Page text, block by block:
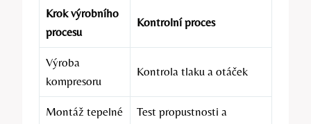
Krok výrobního
procesu
Kontrolní proces
Výroba
kompresoru
Kontrola tlaku a otáček
Montáž tepelné
Test propustnosti a